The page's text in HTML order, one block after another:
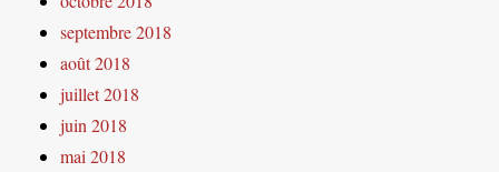
septembre 2018
août 2018
juillet 2018
juin 2018
mai 2018